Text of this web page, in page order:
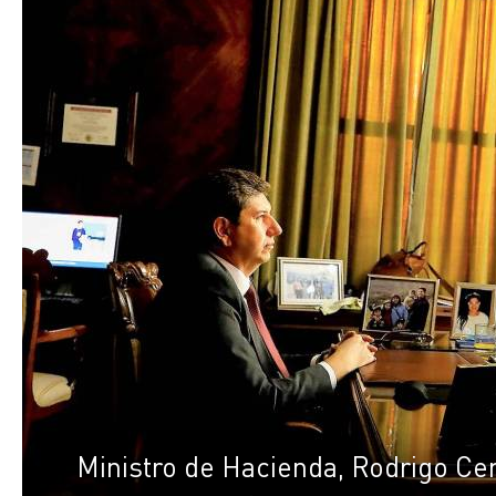
Ministro de Hacienda, Rodrigo